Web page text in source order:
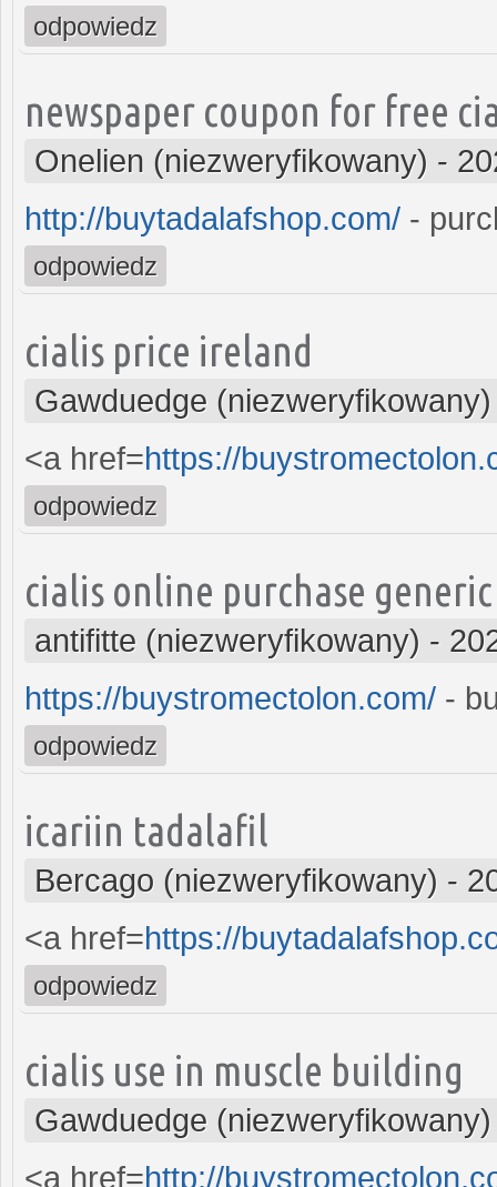
odpowiedz
newspaper coupon for free
Onelien (niezweryfikowany) -
http://buytadalafshop.com/ -
odpowiedz
cialis price ireland
Gawduedge (niezweryfikowany)
<a href=https://
odpowiedz
cialis online purchase generic
antifitte (niezweryfikowany) -
https://buystromectolon.com/ -
odpowiedz
icariin tadalafil
Bercago (niezweryfikowany) -
<a href=https://
odpowiedz
cialis use in muscle building
Gawduedge (niezweryfikowany)
<a href=http://